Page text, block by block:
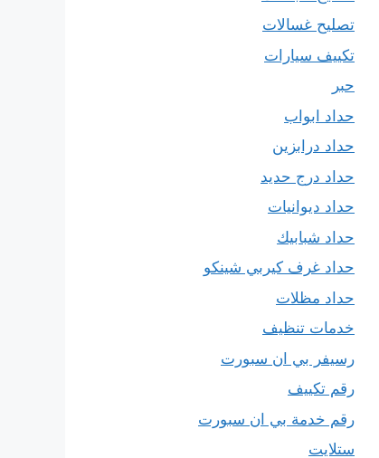
تصليح غسالات
تكييف سيارات
حبر
حداد ابواب
حداد درابزين
حداد درج حديد
حداد ديوانيات
حداد شبابيك
حداد غرف كيربي شينكو
حداد مظلات
خدمات تنظيف
رسيفر بي ان سبورت
رقم تكييف
رقم خدمة بي ان سبورت
ستلايت